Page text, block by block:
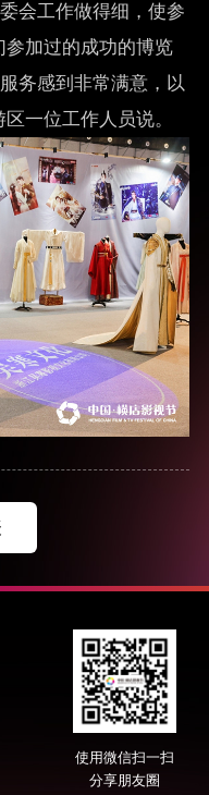
会工作做得细，使参
参加过的成功的博览
务感到非常满意，以
一位工作人员说。
使用微信扫一扫
分享朋友圈